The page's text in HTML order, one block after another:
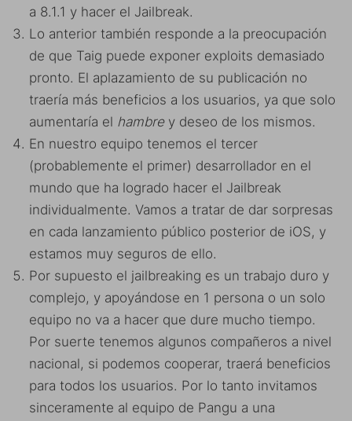
a 8.1.1 y hacer el Jailbreak.
Lo anterior también responde a la preocupación
de que Taig puede exponer exploits demasiado
pronto. El aplazamiento de su publicación no
traería más beneficios a los usuarios, ya que solo
aumentaría el hambrey deseo de los mismos.
En nuestro equipo tenemos el tercer
(probablemente el primer) desarrollador en el
mundo que ha logrado hacer el Jailbreak
individualmente. Vamos a tratar de dar sorpresas
en cada lanzamiento público posterior de iOS, y
estamos muy seguros de ello.
Por supuesto el jailbreaking es un trabajo duro y
complejo, y apoyándose en 1 persona o un solo
equipo no va a hacer que dure mucho tiempo.
Por suerte tenemos algunos compañeros a nivel
nacional, si podemos cooperar, traerá beneficios
para todos los usuarios. Por lo tanto invitamos
sinceramente al equipo de Pangu a una